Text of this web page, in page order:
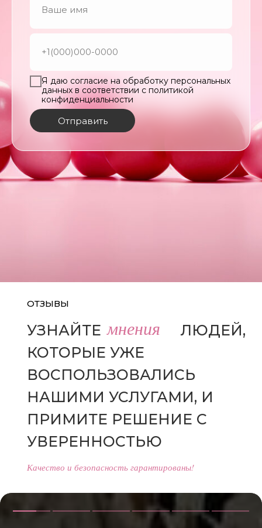
Я даю согласие на обработку персональных
данных в соответствии с политикой
конфиденциальности
Отправить
ОТЗЫВЫ
УЗНАЙТЕ МНЕНИЯ
ЛЮДЕЙ,
КОТОРЫЕ УЖЕ
ВОСПОЛЬЗОВАЛИСЬ
НАШИМИ УСЛУГАМИ, И
ПРИМИТЕ РЕШЕНИЕ С
УВЕРЕННОСТЬЮ
Качество и безопасность гарантированы!
мнения